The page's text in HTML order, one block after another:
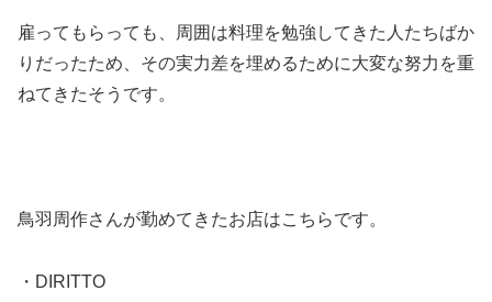
雇ってもらっても、周囲は料理を勉強してきた人たちばか
りだったため、その実力差を埋めるために大変な努力を重
ねてきたそうです。
鳥羽周作さんが勤めてきたお店はこちらです。
・DIRITTO